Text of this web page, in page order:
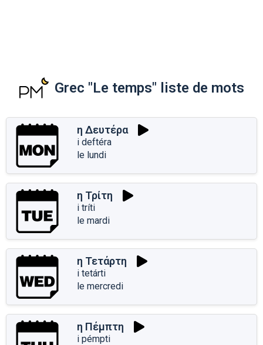
Grec "Le temps" liste de mots
η Δευτέρα
i deftéra
le lundi
η Τρίτη
i tríti
le mardi
η Τετάρτη
i tetárti
le mercredi
η Πέμπτη
i pémpti